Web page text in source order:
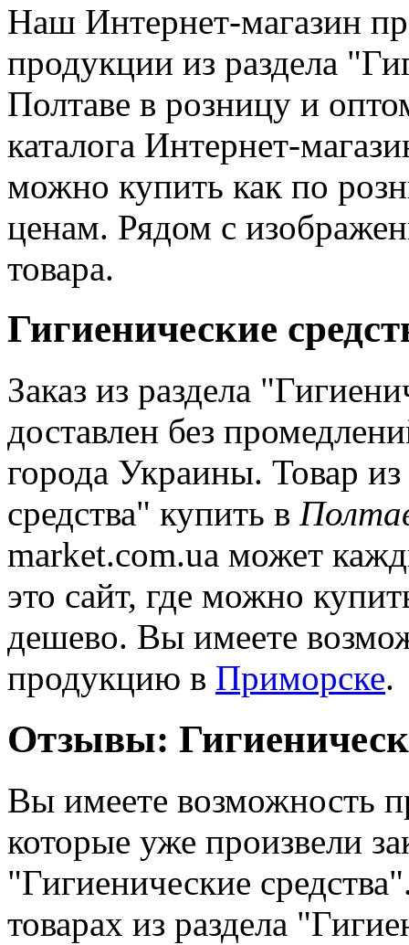
Наш Интернет-магазин
продукции из раздела
Полтаве в розницу и
каталога Интернет-
можно купить как по
ценам. Рядом с
товара.
Гигиенические
Заказ из раздела
доставлен без
города Украины. Товар
средства" купить в
market.com.ua может
это сайт, где можно
дешево. Вы имеете
продукцию в Приморске.
Отзывы:
Вы имеете возможность
которые уже произвели
"Гигиенические
товарах из раздела